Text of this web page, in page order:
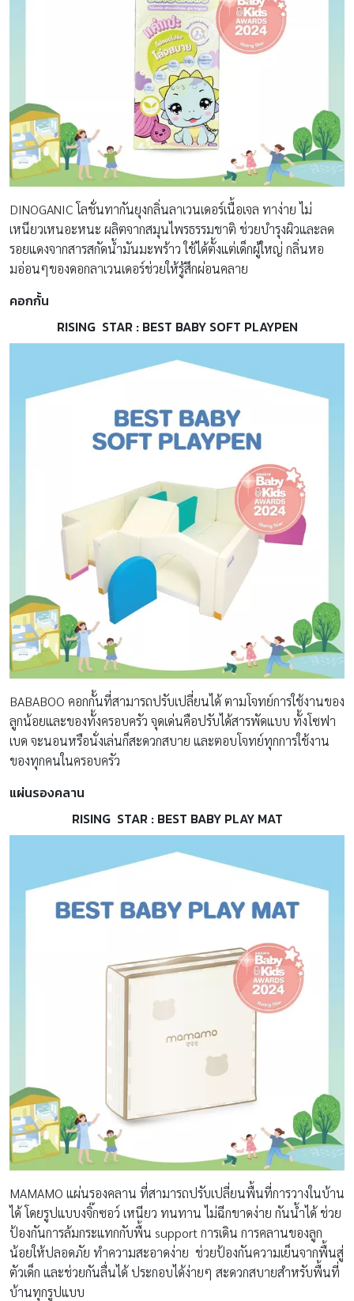
DINOGANIC โลชั่นทากันยุงกลิ่นลาเวนเดอร์เนื้อเจล ทาง่าย ไม่
เหนียวเหนอะหนะ ผลิตจากสมุนไพรธรรมชาติ ช่วยบำรุงผิวและลด
รอยแดงจากสารสกัดน้ำมันมะพร้าว ใช้ได้ตั้งแต่เด็กผู้ใหญ่ กลิ่นหอ
มอ่อนๆของดอกลาเวนเดอร์ช่วยให้รู้สึกผ่อนคลาย
คอกกั้น
RISING STAR : BEST BABY SOFT PLAYPEN
BABABOO คอกกั้นที่สามารถปรับเปลี่ยนได้ ตามโจทย์การใช้งานของ
ลูกน้อยและของทั้งครอบครัว จุดเด่นคือปรับได้สารพัดแบบ ทั้งโซฟา
เบด จะนอนหรือนั่งเล่นก็สะดวกสบาย และตอบโจทย์ทุกการใช้งาน
ของทุกคนในครอบครัว
แผ่นรองคลาน
RISING STAR : BEST BABY PLAY MAT
MAMAMO แผ่นรองคลาน ที่สามารถปรับเปลี่ยนพื้นที่การวางในบ้าน
ได้ โดยรูปแบบงจิ๊กซอว์ เหนียว ทนทาน ไม่ฉีกขาดง่าย กันน้ำได้ ช่วย
ป้องกันการล้มกระแทกกับพื้น support การเดิน การคลานของลูก
น้อยให้ปลอดภัย ทำความสะอาดง่าย ช่วยป้องกันความเย็นจากพื้นสู่
ตัวเด็ก และช่วยกันลื่นได้ ประกอบได้ง่ายๆ สะดวกสบายสำหรับพื้นที่
บ้านทุกรูปแบบ